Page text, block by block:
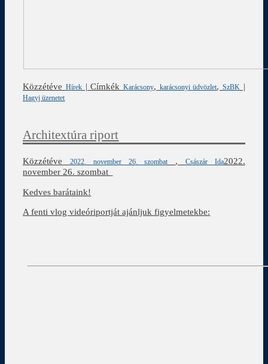
Közzétéve Hírek|Címkék Karácsony, karácsonyi üdvözlet,SzBK |
Hagyj üzenetet
Architextúra riport
Közzétéve2022. november 26. szombat , Császár Ida2022.
november 26. szombat
Kedves barátaink!
A fenti vlog videóriportját ajánljuk figyelmetekbe: